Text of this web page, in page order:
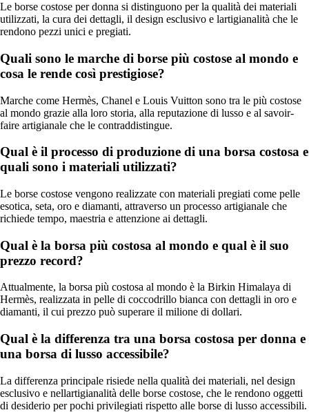
Le borse costose per donna si distinguono per la qualità dei materiali
utilizzati, la cura dei dettagli, il design esclusivo e lartigianalità che le
rendono pezzi unici e pregiati.
Quali sono le marche di borse più costose al mondo e
cosa le rende così prestigiose?
Marche come Hermès, Chanel e Louis Vuitton sono tra le più costose
al mondo grazie alla loro storia, alla reputazione di lusso e al savoir-
faire artigianale che le contraddistingue.
Qual è il processo di produzione di una borsa costosa e
quali sono i materiali utilizzati?
Le borse costose vengono realizzate con materiali pregiati come pelle
esotica, seta, oro e diamanti, attraverso un processo artigianale che
richiede tempo, maestria e attenzione ai dettagli.
Qual è la borsa più costosa al mondo e qual è il suo
prezzo record?
Attualmente, la borsa più costosa al mondo è la Birkin Himalaya di
Hermès, realizzata in pelle di coccodrillo bianca con dettagli in oro e
diamanti, il cui prezzo può superare il milione di dollari.
Qual è la differenza tra una borsa costosa per donna e
una borsa di lusso accessibile?
La differenza principale risiede nella qualità dei materiali, nel design
esclusivo e nellartigianalità delle borse costose, che le rendono oggetti
di desiderio per pochi privilegiati rispetto alle borse di lusso accessibili.